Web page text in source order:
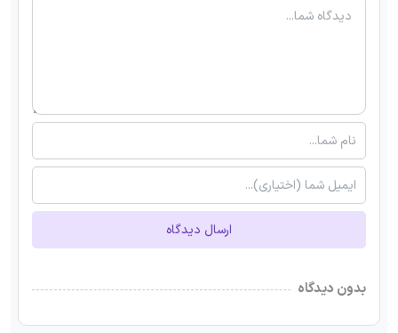
ارسال دیدگاه
بدون دیدگاه